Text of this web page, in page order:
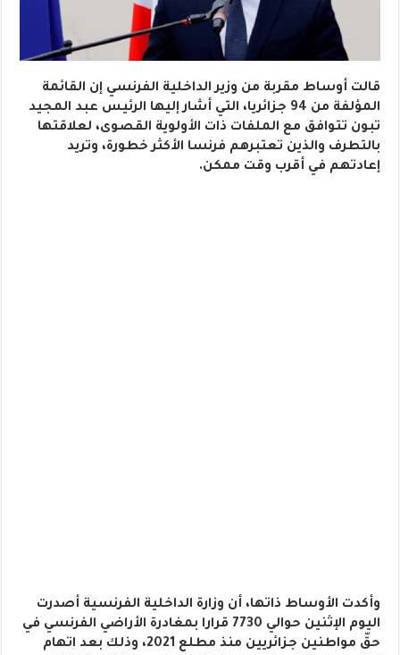
قالت أوساط مقربة من وزير الداخلية الفرنسي إن القائمة
المؤلفة من 94 جزائريا، التي أشار إليها الرئيس عبد المجيد
تبون تتوافق مع الملفات ذات الأولوية القصوى، لعلاقتها
بالتطرف والذين تعتبرهم فرنسا الأكثر خطورة، وتريد
إعادتهم في أقرب وقت ممكن.
وأكدت الأوساط ذاتها، أن وزارة الداخلية الفرنسية أصدرت
اليوم الإثنين حوالي 7730 قرارا بمغادرة الأراضي الفرنسي في
حقّ مواطنين جزائريين منذ مطلع 2021، وذلك بعد اتهام